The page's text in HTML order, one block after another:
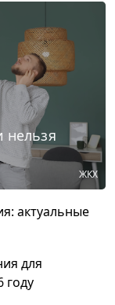
нельзя
ЖКХ
актуальные
для
году